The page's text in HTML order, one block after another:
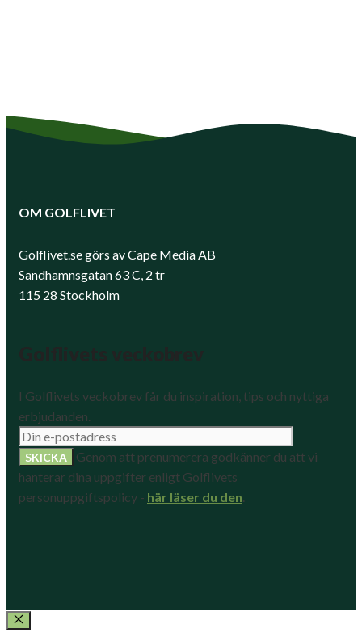
OM GOLFLIVET
Golflivet.se görs av Cape Media AB
Sandhamnsgatan 63 C, 2 tr
115 28 Stockholm
I Golflivets veckobrev får du inspiration, tips och nyttiga
erbjudanden.
Genom att prenumerera godkänner du att vi
hanterar dina uppgifter enligt Golflivets
personuppgiftspolicy - här läser du den.